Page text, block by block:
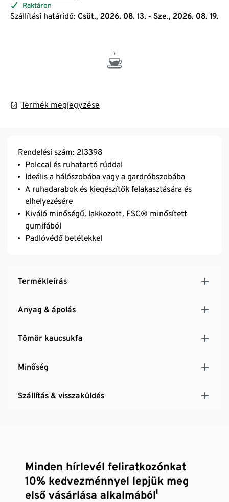
Raktáron
Szállítási határidő: Csüt., 2026. 08. 13. - Sze., 2026. 08. 19.
Termék megjegyzése
Rendelési szám: 213398
Polccal és ruhatartó rúddal
Ideális a hálószobába vagy a gardróbszobába
A ruhadarabok és kiegészítők felakasztására és
elhelyezésére
Kiváló minőségű, lakkozott, FSC® minősített
gumifából
Padlóvédő betétekkel
Termékleírás
Anyag & ápolás
Tömör kaucsukfa
Minőség
Szállítás & visszaküldés
Minden hírlevél feliratkozónkat
10% kedvezménnyel lepjük meg
első vásárlása alkalmából¹